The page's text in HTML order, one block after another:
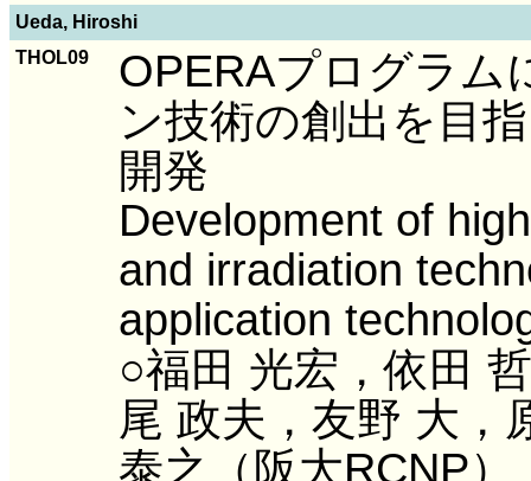
Ueda, Hiroshi
THOL09
OPERAプログラム
ン技術の創出を目
開発
Development of
and irradiation
application
○福田 光宏，依田
尾 政夫，友野 大，
泰之（阪大RCNP